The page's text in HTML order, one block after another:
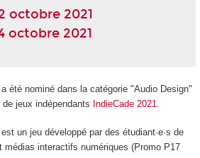
octobre 2021
octobre 2021
été nominé dans la catégorie "Audio Design"
jeux indépendants IndieCade 2021
un jeu développé par des étudiant·e·s de
médias interactifs numériques (Promo P17